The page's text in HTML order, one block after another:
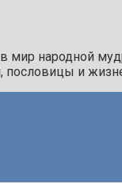
мир народной
пословицы и